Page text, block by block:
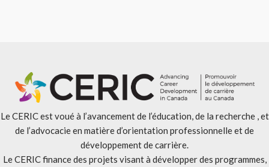
Le CERIC est voué à l’avancement de l’éducation, de la recherche , et
de l’advocacie en matière d’orientation professionnelle et de
développement de carrière.
Le CERIC finance des projets visant à développer des programmes,